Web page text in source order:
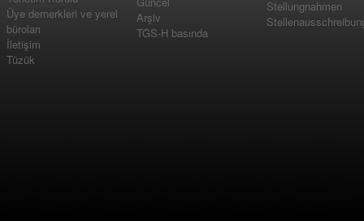
Üye dernerkleri ve yerel
büroları
İletişim
Tüzük
Arşiv
TGS-H basında
Stellungnahmen